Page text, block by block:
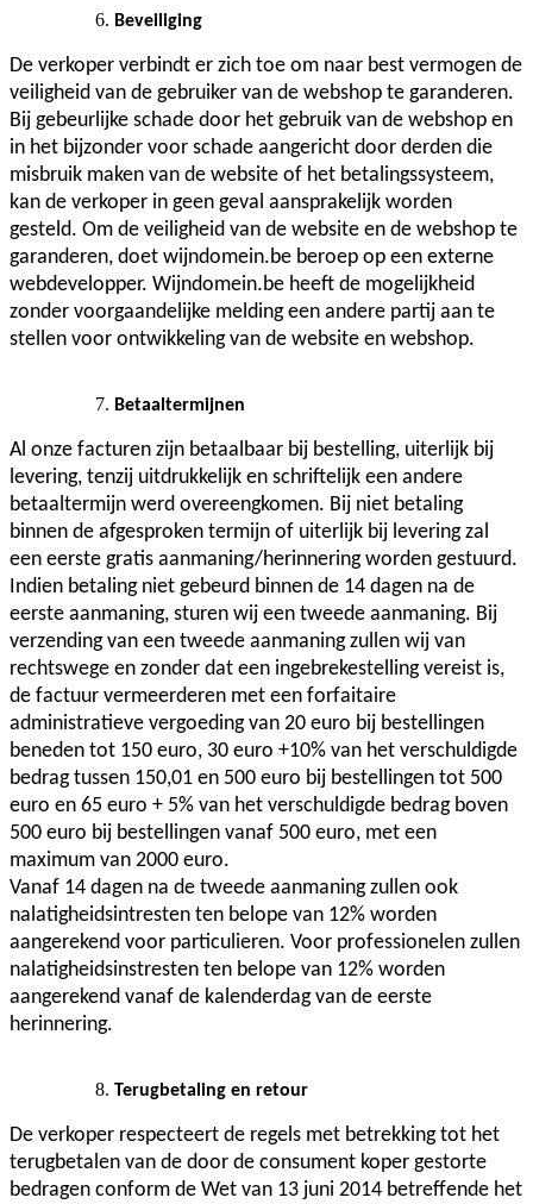
Beveiliging
De verkoper verbindt er zich toe om naar best vermogen de
veiligheid van de gebruiker van de webshop te garanderen.
Bij gebeurlijke schade door het gebruik van de webshop en
in het bijzonder voor schade aangericht door derden die
misbruik maken van de website of het betalingssysteem,
kan de verkoper in geen geval aansprakelijk worden
gesteld. Om de veiligheid van de website en de webshop te
garanderen, doet wijndomein.be beroep op een externe
webdevelopper. Wijndomein.be heeft de mogelijkheid
zonder voorgaandelijke melding een andere partij aan te
stellen voor ontwikkeling van de website en webshop.
Betaaltermijnen
Al onze facturen zijn betaalbaar bij bestelling, uiterlijk bij
levering, tenzij uitdrukkelijk en schriftelijk een andere
betaaltermijn werd overeengkomen. Bij niet betaling
binnen de afgesproken termijn of uiterlijk bij levering zal
een eerste gratis aanmaning/herinnering worden gestuurd.
Indien betaling niet gebeurd binnen de 14 dagen na de
eerste aanmaning, sturen wij een tweede aanmaning. Bij
verzending van een tweede aanmaning zullen wij van
rechtswege en zonder dat een ingebrekestelling vereist is,
de factuur vermeerderen met een forfaitaire
administratieve vergoeding van 20 euro bij bestellingen
beneden tot 150 euro, 30 euro +10% van het verschuldigde
bedrag tussen 150,01 en 500 euro bij bestellingen tot 500
euro en 65 euro + 5% van het verschuldigde bedrag boven
500 euro bij bestellingen vanaf 500 euro, met een
maximum van 2000 euro.
Vanaf 14 dagen na de tweede aanmaning zullen ook
nalatigheidsintresten ten belope van 12% worden
aangerekend voor particulieren. Voor professionelen zullen
nalatigheidsinstresten ten belope van 12% worden
aangerekend vanaf de kalenderdag van de eerste
herinnering.
Terugbetaling en retour
De verkoper respecteert de regels met betrekking tot het
terugbetalen van de door de consument koper gestorte
bedragen conform de Wet van 13 juni 2014 betreffende het